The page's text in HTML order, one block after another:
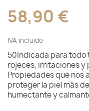
58,90 €
IVA incluido
50Indicada para
rojeces, irritaciones y
Propiedades que nos
proteger la piel más
humectante y